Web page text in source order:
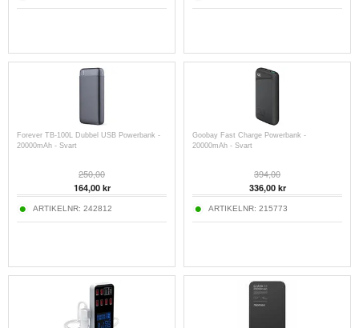
Forever TB-100L Dubbel USB Powerbank -
20000mAh - Svart
250,00
164,00kr
ARTIKELNR: 242812
Goobay Fast Charge Powerbank -
20000mAh - Svart
394,00
336,00kr
ARTIKELNR: 215773